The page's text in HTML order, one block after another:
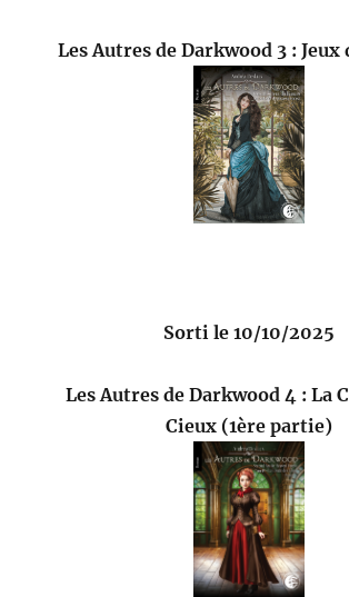
Les Autres de Darkwood 3 :
Sorti le 10/10/2025
Les Autres de Darkwood 4 : La
Cieux (1ère partie)